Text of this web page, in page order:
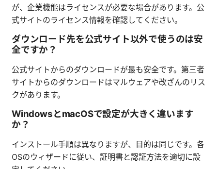
が、企業機能はライセンスが必要な場合があります。公
式サイトのライセンス情報を確認してください。
ダウンロード先を公式サイト以外で使うのは安
全ですか？
公式サイトからのダウンロードが最も安全です。第三者
サイトからのダウンロードはマルウェアや改ざんのリス
クがあります。
WindowsとmacOSで設定が大きく違います
か？
インストール手順は異なりますが、目的は同じです。各
OSのウィザードに従い、証明書と認証方法を適切に設